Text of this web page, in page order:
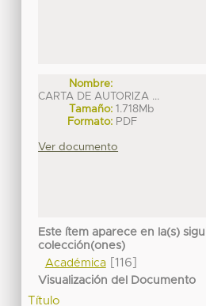
Nombre:
CARTA DE AUTORIZA ...
Tamaño: 1.718Mb
Formato: PDF
Ver documento
Este ítem aparece en la(s)
colección(ones)
Académica[116]
Visualización del Documento
Título